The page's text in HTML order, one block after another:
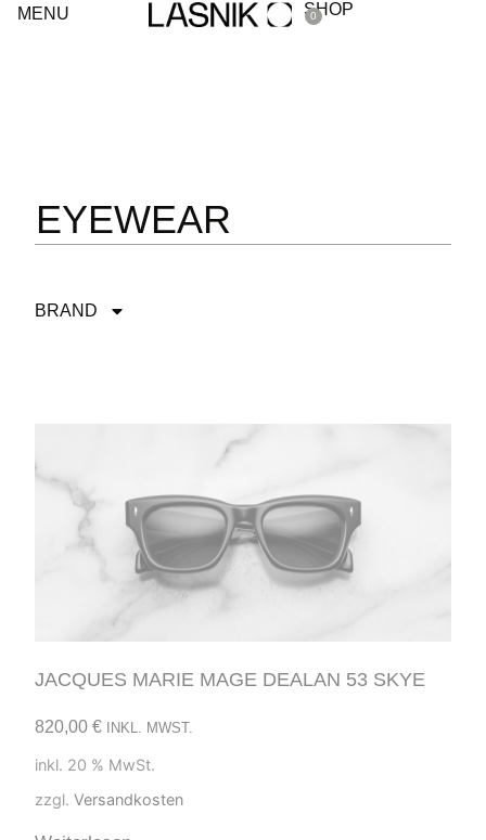
MENU 0
SHOP
EYEWEAR
BRAND
JACQUES MARIE MAGE DEALAN 53 SKYE
820,00 € INKL. MWST.
inkl. 20 % MwSt.
zzgl. Versandkosten